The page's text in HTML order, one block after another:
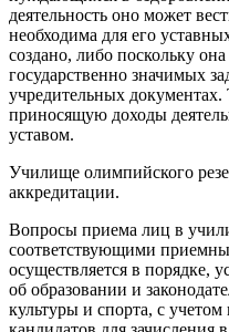
деятельность оно может
необходима для его
создано, либо поскольку
государственно значимых
учредительных
приносящую доходы
уставом.
Училище олимпийского
аккредитации.
Вопросы приема лиц в
соответствующими
осуществляется в порядке,
об образовании и
культуры и спорта, с